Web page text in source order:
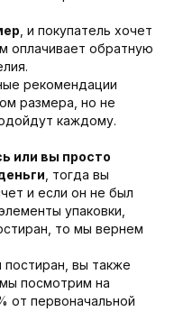
, и покупатель хочет
оплачивает обратную
рекомендации
размера, но не
каждому.
или вы просто
, тогда вы
и если он не был
упаковки,
то мы вернем
постиран, вы также
посмотрим на
от первоначальной